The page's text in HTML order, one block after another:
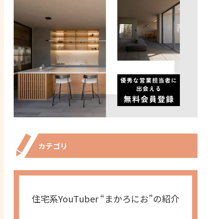
カテゴリ
住宅系YouTuber “まかろにお”の紹介